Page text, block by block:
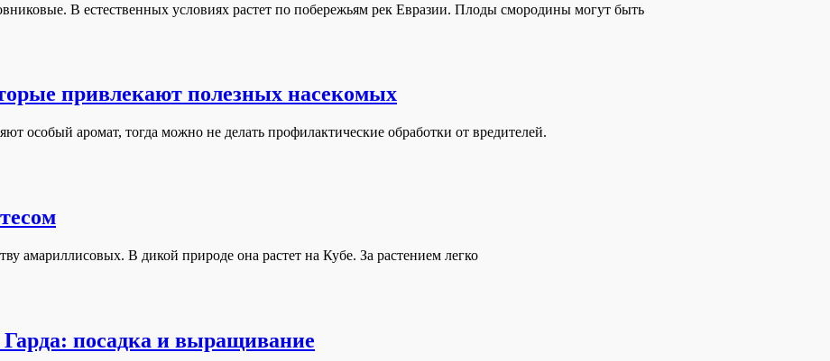
В естественных условиях растет по побережьям рек Евразии. Плоды смородины могут быть
привлекают полезных насекомых
особый аромат, тогда можно не делать профилактические обработки от вредителей.
амариллисовых. В дикой природе она растет на Кубе. За растением легко
посадка и выращивание